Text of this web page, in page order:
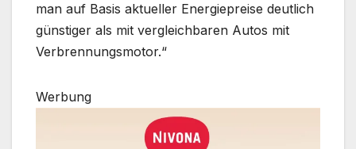
man auf Basis aktueller Energiepreise deutlich
günstiger als mit vergleichbaren Autos mit
Verbrennungsmotor.“
Werbung